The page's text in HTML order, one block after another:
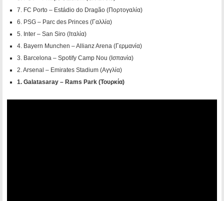
7. FC Porto – Estádio do Dragão (Πορτογαλία)
6. PSG – Parc des Princes (Γαλλία)
5. Inter – San Siro (Ιταλία)
4. Bayern Munchen – Allianz Arena (Γερμανία)
3. Barcelona – Spotify Camp Nou (Ισπανία)
2. Arsenal – Emirates Stadium (Αγγλία)
1. Galatasaray – Rams Park (Τουρκία)